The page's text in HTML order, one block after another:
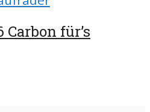
für’s